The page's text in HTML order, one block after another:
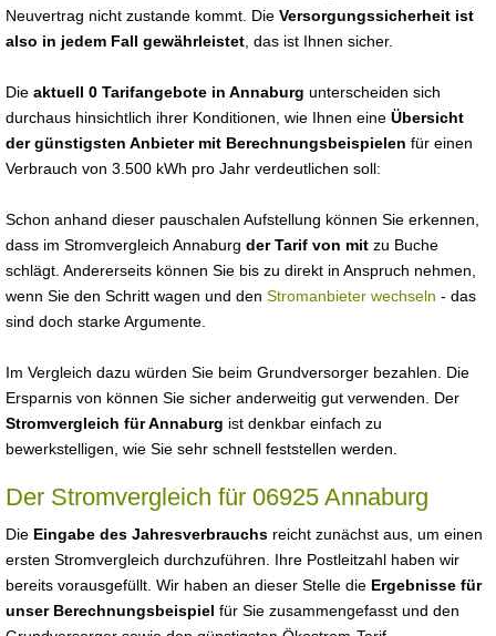
Neuvertrag nicht zustande kommt. Die Versorgungssicherheit ist
also in jedem Fall gewährleistet , das ist Ihnen sicher.
Die aktuell 0 Tarifangebote in Annaburg unterscheiden sich
durchaus hinsichtlich ihrer Konditionen, wie Ihnen eine Übersicht
der günstigsten Anbieter mit Berechnungsbeispielen für einen
Verbrauch von 3.500 kWh pro Jahr verdeutlichen soll:
Schon anhand dieser pauschalen Aufstellung können Sie erkennen,
dass im Stromvergleich Annaburg der Tarif von mit zu Buche
schlägt. Andererseits können Sie bis zu direkt in Anspruch nehmen,
wenn Sie den Schritt wagen und den Stromanbieter wechseln - das
sind doch starke Argumente.
Im Vergleich dazu würden Sie beim Grundversorger bezahlen. Die
Ersparnis von können Sie sicher anderweitig gut verwenden. Der
Stromvergleich für Annaburg ist denkbar einfach zu
bewerkstelligen, wie Sie sehr schnell feststellen werden.
Der Stromvergleich für 06925 Annaburg
Die Eingabe des Jahresverbrauchs reicht zunächst aus, um einen
ersten Stromvergleich durchzuführen. Ihre Postleitzahl haben wir
bereits vorausgefüllt. Wir haben an dieser Stelle die Ergebnisse für
unser Berechnungsbeispiel für Sie zusammengefasst und den